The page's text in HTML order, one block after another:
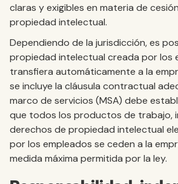
claras y exigibles en materia de
propiedad intelectual.
Dependiendo de la jurisdicción, es
propiedad intelectual creada por los
transfiera automáticamente a la
se incluye la cláusula contractual
marco de servicios (MSA) debe
que todos los productos de trabajo,
derechos de propiedad intelectual
por los empleados se ceden a la
medida máxima permitida por la ley.